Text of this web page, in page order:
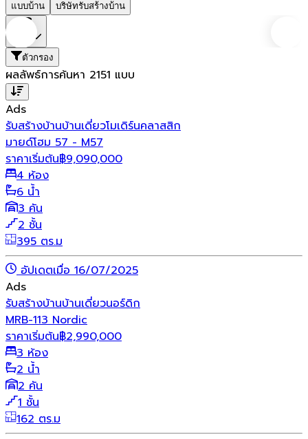
แบบบ้าน บริษัทรับสร้างบ้าน
ตัวกรอง
ผลลัพธ์การค้นหา 2151 แบบ
Ads
รับสร้างบ้านบ้านเดี่ยวโมเดิร์นคลาสสิก
มายด์โฮม 57 - M57
ราคาเริ่มต้น฿9,090,000
4 ห้อง
6 น้ำ
3 คัน
2 ชั้น
395 ตร.ม
อัปเดตเมื่อ 16/07/2025
Ads
รับสร้างบ้านบ้านเดี่ยวนอร์ดิก
MRB-113 Nordic
ราคาเริ่มต้น฿2,990,000
3 ห้อง
2 น้ำ
2 คัน
1 ชั้น
162 ตร.ม